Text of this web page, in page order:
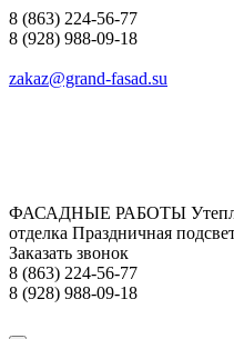
8 (863) 224-56-77
8 (928) 988-09-18
zakaz@grand-fasad.su
ФАСАДНЫЕ РАБОТЫ
отделка Праздничная
Заказать звонок
8 (863) 224-56-77
8 (928) 988-09-18